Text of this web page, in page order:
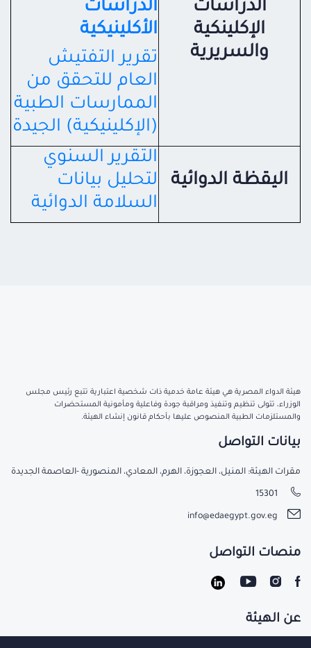
الدراسات
الإكلينكية
والسريرية
الدراسات
الأكلينيكية
تقرير التفتيش
العام للتحقق من
الممارسات الطبية
(الإكلينيكية) الجيدة
اليقظة الدوائية
التقرير السنوي
لتحليل بيانات
السلامة الدوائية
هيئة الدواء المصرية هي هيئة عامة خدمية ذات شخصية اعتبارية تتبع رئيس مجلس
الوزراء، تتولى تنظيم وتنفيذ ومراقبة جودة وفاعلية ومأمونية المستحضرات
والمستلزمات الطبية المنصوص عليها بأحكام قانون إنشاء الهيئة.
عن الهيئة
بيانات التواصل
مقرات الهيئة: المنيل، العجوزة، الهرم، المعادي، المنصورية -العاصمة الجديدة
15301
info@edaegypt.gov.eg
منصات التواصل